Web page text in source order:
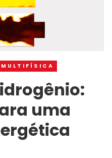
MULTIFÍSICA
uma